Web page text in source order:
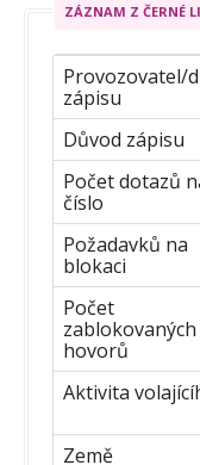
ZÁZNAM Z ČERNÉ
Provozovatel/
zápisu
Důvod zápisu
Počet dotazů
číslo
Požadavků na
blokaci
Počet
zablokovaných
hovorů
Aktivita
Země